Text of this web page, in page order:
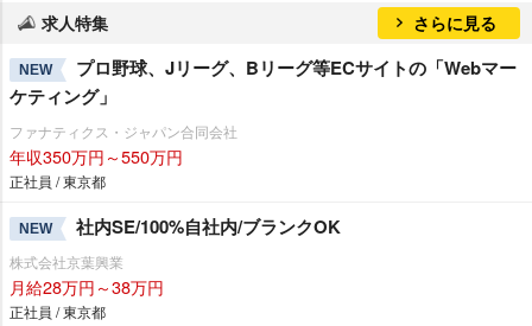
求人特集 さらに見る
NEW
プロ野球、Jリーグ、Bリーグ等ECサイトの「Webマー
ケティング」
ファナティクス・ジャパン合同会社
年収350万円～550万円
正社員 / 東京都
NEW 社内SE/100%自社内/ブランクOK
株式会社京葉興業
月給28万円～38万円
正社員 / 東京都